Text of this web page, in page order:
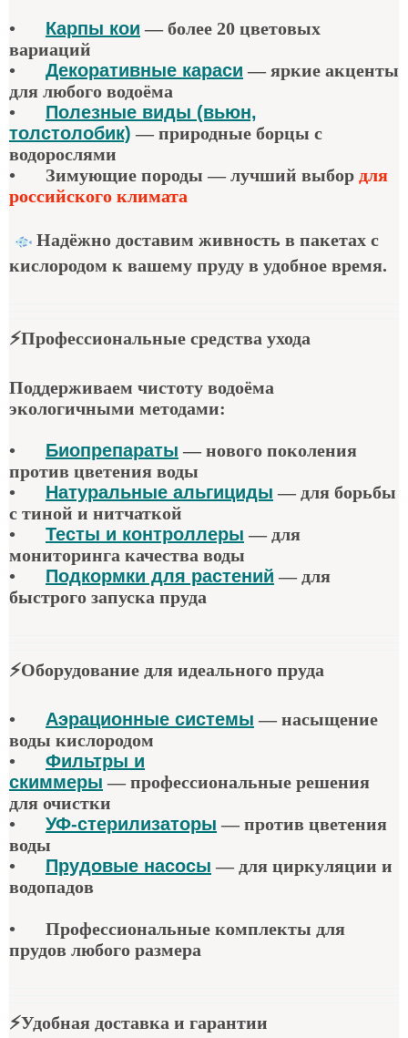
• Карпы кои —более 20 цветовых
вариаций
•
Декоративные караси —яркие акценты
для любого водоёма
•
Полезные виды (вьюн,
толстолобик) —природные борцы с
водорослями
•
Зимующие породы — лучший выбор для
российского климата
Надёжно доставим живность в пакетах с
кислородом к вашему пруду в удобное время.
⚡Профессиональные средства ухода
Поддерживаем чистоту водоёма
экологичными методами:
• Биопрепараты —нового поколения
против цветения воды
•
Натуральные альгициды —для борьбы
с тиной и нитчаткой
•
Тесты и контроллеры —для
мониторинга качества воды
•
Подкормки для растений —для
быстрого запуска пруда
⚡Оборудование для идеального пруда
• Аэрационные системы —насыщение
воды кислородом
•
Фильтры и
скиммеры —профессиональные решения
для очистки
•
УФ-стерилизаторы —против цветения
воды
•
Прудовые насосы —для циркуляции и
водопадов
•
Профессиональные комплекты для
прудов любого размера
⚡Удобная доставка и гарантии